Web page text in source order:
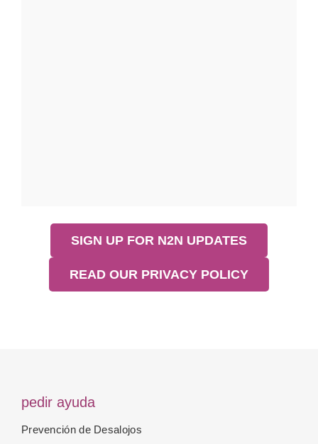
SIGN UP FOR N2N UPDATES
READ OUR PRIVACY POLICY
pedir ayuda
Prevención de Desalojos